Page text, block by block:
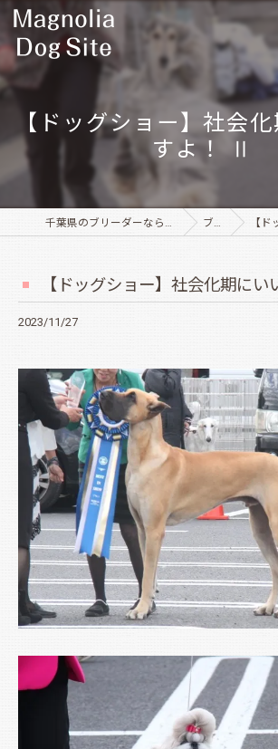
【ドッグショー】社会
すよ！ Ⅱ
千葉県のブリーダーならMagnolia Dog Site ブログ 【ドッ
【ドッグショー】社会化期に
2023/11/27